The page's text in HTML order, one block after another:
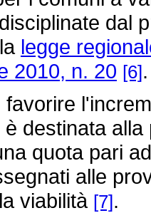
dal
legge
2010, n. 20 [6].
favorire
destinata
quota pari
alle
viabilità [7].